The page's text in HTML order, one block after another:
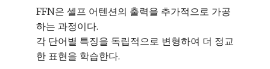
FFN은 셀프 어텐션의 출력을 추가적으로 가공
하는 과정이다.
각 단어별 특징을 독립적으로 변형하여 더 정교
한 표현을 학습한다.